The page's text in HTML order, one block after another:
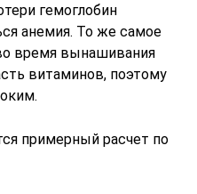
гемоглобин
анемия. То же самое
время вынашивания
витаминов, поэтому
примерный расчет по